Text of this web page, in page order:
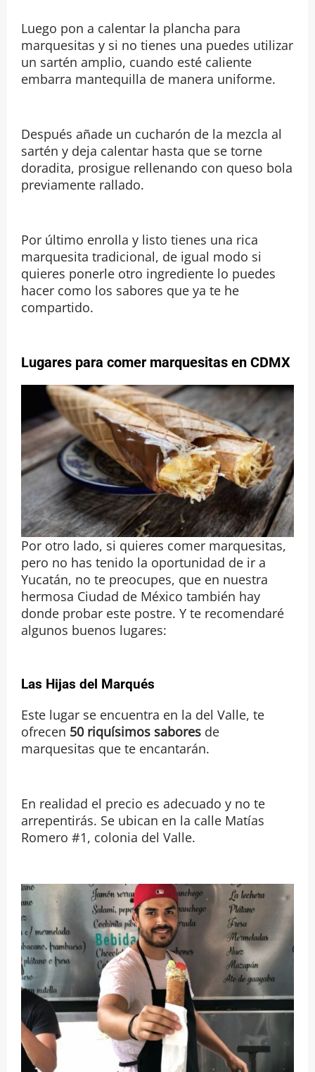
Luego pon a calentar la plancha para
marquesitas y si no tienes una puedes utilizar
un sartén amplio, cuando esté caliente
embarra mantequilla de manera uniforme.
Después añade un cucharón de la mezcla al
sartén y deja calentar hasta que se torne
doradita, prosigue rellenando con queso bola
previamente rallado.
Por último enrolla y listo tienes una rica
marquesita tradicional, de igual modo si
quieres ponerle otro ingrediente lo puedes
hacer como los sabores que ya te he
compartido.
Lugares para comer marquesitas en CDMX
Por otro lado, si quieres comer marquesitas,
pero no has tenido la oportunidad de ir a
Yucatán, no te preocupes, que en nuestra
hermosa Ciudad de México también hay
donde probar este postre. Y te recomendaré
algunos buenos lugares:
Las Hijas del Marqués
Este lugar se encuentra en la del Valle, te
ofrecen 50 riquísimos saboresde
marquesitas que te encantarán.
En realidad el precio es adecuado y no te
arrepentirás. Se ubican en la calle Matías
Romero #1, colonia del Valle.